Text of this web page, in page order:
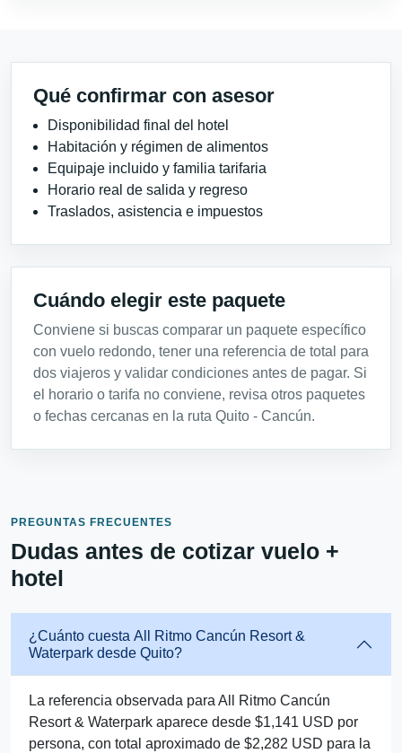
Qué confirmar con asesor
Disponibilidad final del hotel
Habitación y régimen de alimentos
Equipaje incluido y familia tarifaria
Horario real de salida y regreso
Traslados, asistencia e impuestos
Cuándo elegir este paquete
Conviene si buscas comparar un paquete específico
con vuelo redondo, tener una referencia de total para
dos viajeros y validar condiciones antes de pagar. Si
el horario o tarifa no conviene, revisa otros paquetes
o fechas cercanas en la ruta Quito - Cancún.
PREGUNTAS FRECUENTES
Dudas antes de cotizar vuelo +
hotel
¿Cuánto cuesta All Ritmo Cancún Resort &
Waterpark desde Quito?
La referencia observada para All Ritmo Cancún
Resort & Waterpark aparece desde $1,141 USD por
persona, con total aproximado de $2,282 USD para la